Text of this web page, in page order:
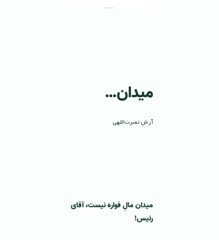
میدان…
آرش نصرت‌اللهی
میدان مالِ فواره نیست، آقای
رئیس!